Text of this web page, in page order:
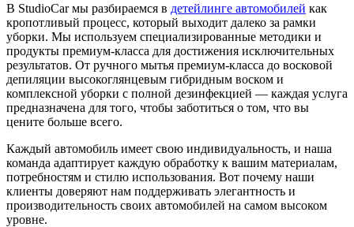
В StudioCar мы разбираемся в детейлинге автомобилей как
кропотливый процесс, который выходит далеко за рамки
уборки. Мы используем специализированные методики и
продукты премиум-класса для достижения исключительных
результатов. От ручного мытья премиум-класса до восковой
депиляции высокоглянцевым гибридным воском и
комплексной уборки с полной дезинфекцией — каждая услуга
предназначена для того, чтобы заботиться о том, что вы
цените больше всего.
Каждый автомобиль имеет свою индивидуальность, и наша
команда адаптирует каждую обработку к вашим материалам,
потребностям и стилю использования. Вот почему наши
клиенты доверяют нам поддерживать элегантность и
производительность своих автомобилей на самом высоком
уровне.